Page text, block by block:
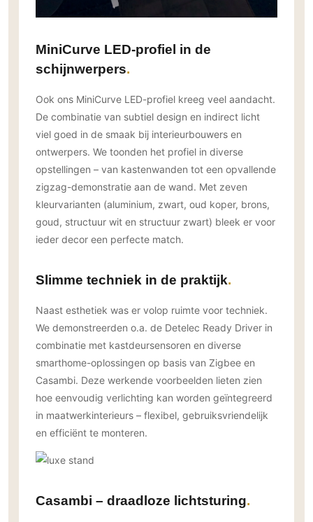
MiniCurve LED-profiel in de
schijnwerpers
Ook ons MiniCurve LED-profiel kreeg veel aandacht.
De combinatie van subtiel design en indirect licht
viel goed in de smaak bij interieurbouwers en
ontwerpers. We toonden het profiel in diverse
opstellingen – van kastenwanden tot een opvallende
zigzag-demonstratie aan de wand. Met zeven
kleurvarianten (aluminium, zwart, oud koper, brons,
goud, structuur wit en structuur zwart) bleek er voor
ieder decor een perfecte match.
Slimme techniek in de praktijk
Naast esthetiek was er volop ruimte voor techniek.
We demonstreerden o.a. de Detelec Ready Driver in
combinatie met kastdeursensoren en diverse
smarthome-oplossingen op basis van Zigbee en
Casambi. Deze werkende voorbeelden lieten zien
hoe eenvoudig verlichting kan worden geïntegreerd
in maatwerkinterieurs – flexibel, gebruiksvriendelijk
en efficiënt te monteren.
Casambi – draadloze lichtsturing